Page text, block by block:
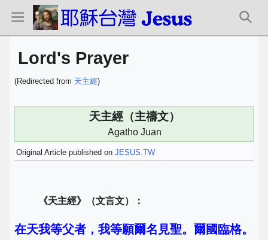
Lord's Prayer
(Redirected from 天主經)
天主經（主禱文）
Agatho Juan
Original Article published on JESUS.TW
《天主經》（文言文）：
在天我等父者，我等願爾名見聖。爾國臨格。